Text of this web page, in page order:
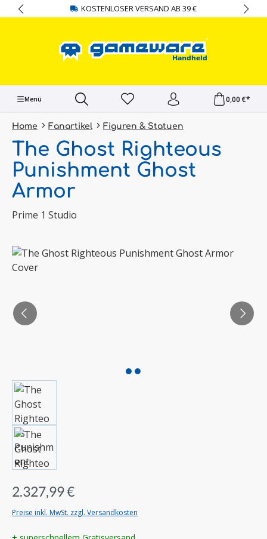
springen KOSTENLOSER VERSAND AB 39 €
Menü 0,00 €*
Home Fanartikel Figuren & Statuen
The Ghost Righteous
Punishment Ghost
Armor
Prime 1 Studio
Bildergalerie überspringen
2.327,99 €
Preise inkl. MwSt. zzgl. Versandkosten